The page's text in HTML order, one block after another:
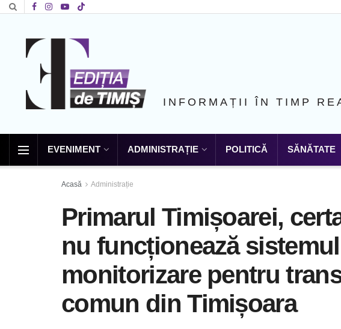
INFORMAȚII ÎN TIMP
EVENIMENT ADMINISTRAȚIE POLITICĂ SĂNĂTATE
Acasă Administrație
Primarul Timișoarei,
nu funcționează
monitorizare pentru
comun din Timișoara